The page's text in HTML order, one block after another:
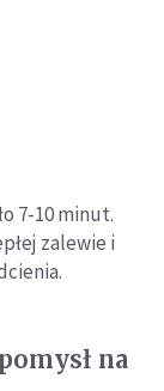
7-10 minut.
zalewie i
na